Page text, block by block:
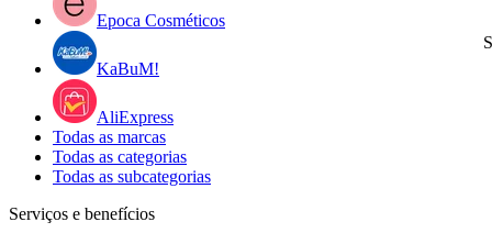
Epoca Cosméticos
KaBuM!
AliExpress
Todas as marcas
Todas as categorias
Todas as subcategorias
Serviços e benefícios